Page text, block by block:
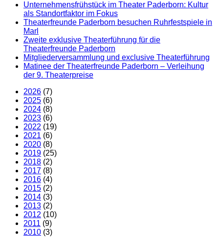
Unternehmensfrühstück im Theater Paderborn: Kultur
als Standortfaktor im Fokus
Theaterfreunde Paderborn besuchen Ruhrfestspiele in
Marl
Zweite exklusive Theaterführung für die
Theaterfreunde Paderborn
Mitgliederversammlung und exclusive Theaterführung
Matinee der Theaterfreunde Paderborn – Verleihung
der 9. Theaterpreise
2026 (7)
2025 (6)
2024 (8)
2023 (6)
2022 (19)
2021 (6)
2020 (8)
2019 (25)
2018 (2)
2017 (8)
2016 (4)
2015 (2)
2014 (3)
2013 (2)
2012 (10)
2011 (9)
2010 (3)